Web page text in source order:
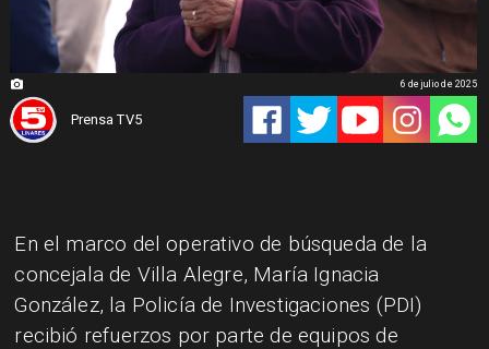
Prensa TV5
6 de julio de 2025
En el marco del operativo de búsqueda de la
concejala de Villa Alegre, María Ignacia
González, la Policía de Investigaciones (PDI)
recibió refuerzos por parte de equipos de